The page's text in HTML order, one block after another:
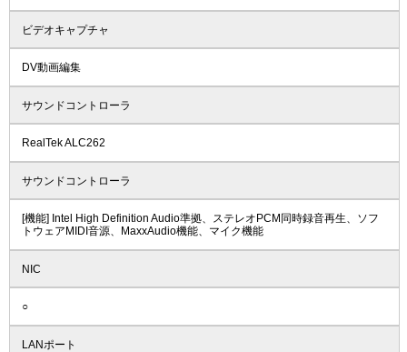
ビデオキャプチャ
DV動画編集
サウンドコントローラ
RealTek ALC262
サウンドコントローラ
[機能] Intel High Definition Audio準拠、ステレオPCM同時録音再生、ソフ
トウェアMIDI音源、MaxxAudio機能、マイク機能
NIC
○
LANポート